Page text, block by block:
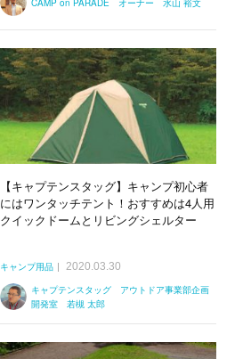
CAMP on PARADE オーナー 水山 裕文
【キャプテンスタッグ】キャンプ初心者
にはワンタッチテント！おすすめは4人用
クイックドームとリビングシェルター
キャンプ用品
2020.03.30
キャプテンスタッグ アウトドア事業部企画
開発室 若槻 太郎